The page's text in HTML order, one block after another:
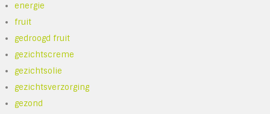
energie
fruit
gedroogd fruit
gezichtscreme
gezichtsolie
gezichtsverzorging
gezond